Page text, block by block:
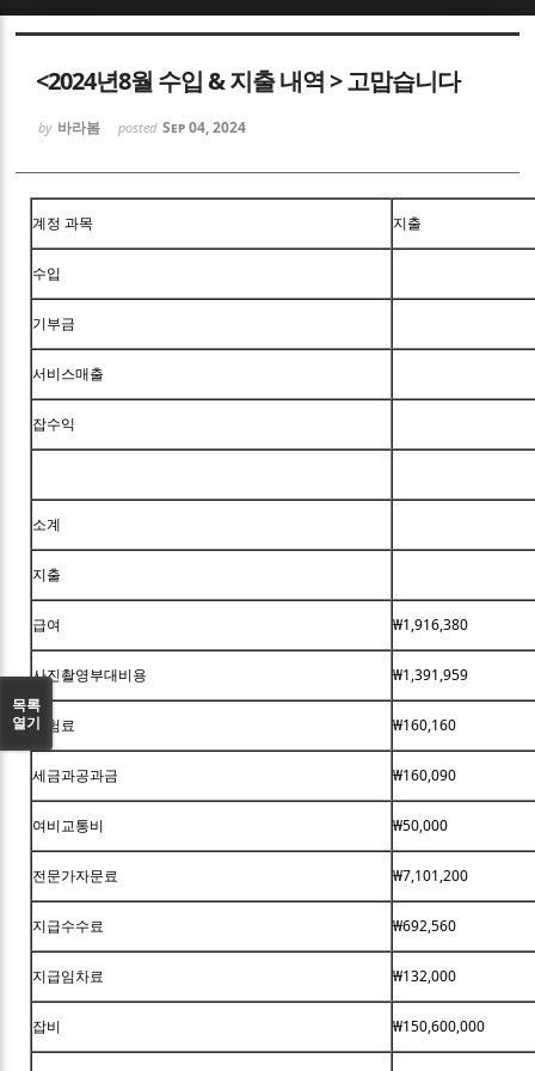
<2024년8월 수입 & 지출 내역 > 고맙습니다
by 바라봄 posted Sep 04, 2024
계정 과목 지출
수입
기부금
서비스매출
잡수익
소계
지출
급여 ₩1,916,380
사진촬영부대비용 ₩1,391,959
보험료 ₩160,160
세금과공과금 ₩160,090
여비교통비 ₩50,000
전문가자문료 ₩7,101,200
지급수수료 ₩692,560
지급임차료 ₩132,000
잡비 ₩150,600,000
목록
열기
Sketchbook5, 스케치북5
Sketchbook5, 스케치북5